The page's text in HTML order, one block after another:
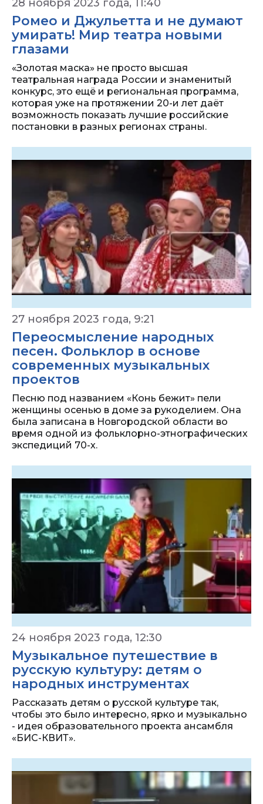
28 ноября 2023 года, 11:40
Ромео и Джульетта и не думают
умирать! Мир театра новыми
глазами
«Золотая маска» не просто высшая
театральная награда России и знаменитый
конкурс, это ещё и региональная программа,
которая уже на протяжении 20-и лет даёт
возможность показать лучшие российские
постановки в разных регионах страны.
27 ноября 2023 года, 9:21
Переосмысление народных
песен. Фольклор в основе
современных музыкальных
проектов
Песню под названием «Конь бежит» пели
женщины осенью в доме за рукоделием. Она
была записана в Новгородской области во
время одной из фольклорно-этнографических
экспедиций 70-х.
24 ноября 2023 года, 12:30
Музыкальное путешествие в
русскую культуру: детям о
народных инструментах
Рассказать детям о русской культуре так,
чтобы это было интересно, ярко и музыкально
- идея образовательного проекта ансамбля
«БИС-КВИТ».